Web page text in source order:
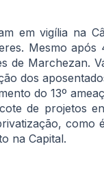
em vigília na
Mesmo
de Marchezan.
dos
do 13º
de projetos
como
na Capital.